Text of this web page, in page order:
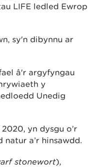
LIFE ledled Ewrop
sy'n dibynnu ar
â'r argyfyngau
y
Unedig
yn dysgu o’r
a’r hinsawdd.
stonewort),